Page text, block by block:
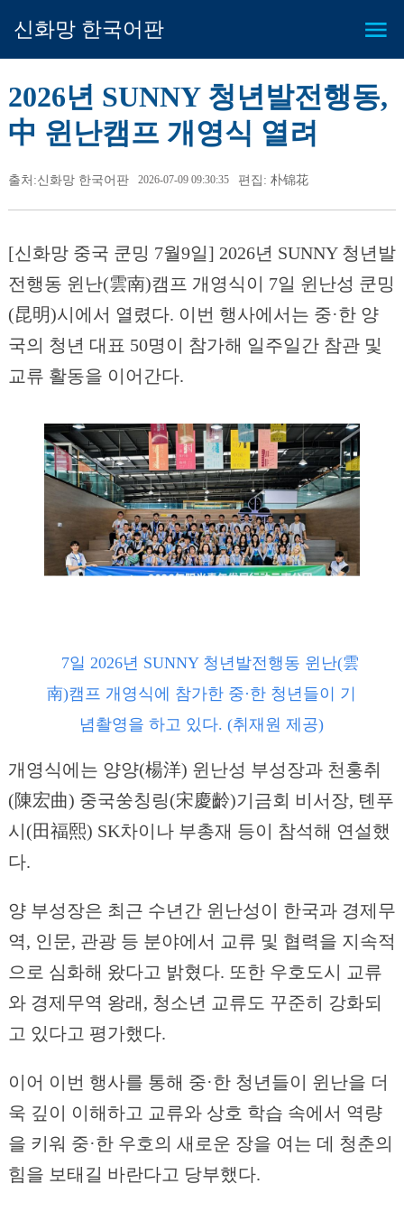
신화망 한국어판
2026년 SUNNY 청년발전행동,
中 윈난캠프 개영식 열려
출처:신화망 한국어판 2026-07-09 09:30:35 편집: 朴锦花
[신화망 중국 쿤밍 7월9일] 2026년 SUNNY 청년발
전행동 윈난(雲南)캠프 개영식이 7일 윈난성 쿤밍
(昆明)시에서 열렸다. 이번 행사에서는 중·한 양
국의 청년 대표 50명이 참가해 일주일간 참관 및
교류 활동을 이어간다.
7일 2026년 SUNNY 청년발전행동 윈난(雲
南)캠프 개영식에 참가한 중·한 청년들이 기
념촬영을 하고 있다. (취재원 제공)
개영식에는 양양(楊洋) 윈난성 부성장과 천훙취
(陳宏曲) 중국쑹칭링(宋慶齡)기금회 비서장, 톈푸
시(田福熙) SK차이나 부총재 등이 참석해 연설했
다.
양 부성장은 최근 수년간 윈난성이 한국과 경제무
역, 인문, 관광 등 분야에서 교류 및 협력을 지속적
으로 심화해 왔다고 밝혔다. 또한 우호도시 교류
와 경제무역 왕래, 청소년 교류도 꾸준히 강화되
고 있다고 평가했다.
이어 이번 행사를 통해 중·한 청년들이 윈난을 더
욱 깊이 이해하고 교류와 상호 학습 속에서 역량
을 키워 중·한 우호의 새로운 장을 여는 데 청춘의
힘을 보태길 바란다고 당부했다.